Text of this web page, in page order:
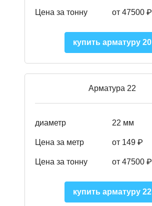
Цена за тонну от 47500 ₽
купить арматуру 20
Арматура 22
диаметр 22 мм
Цена за метр от 149 ₽
Цена за тонну от 47500 ₽
купить арматуру 22